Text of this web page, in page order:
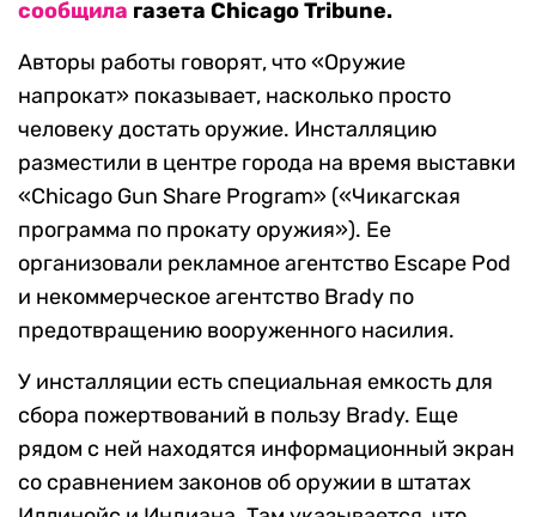
сообщила газета Chicago Tribune.
Авторы работы говорят, что «Оружие
напрокат» показывает, насколько просто
человеку достать оружие. Инсталляцию
разместили в центре города на время выставки
«Chicago Gun Share Program» («Чикагская
программа по прокату оружия»). Ее
организовали рекламное агентство Escape Pod
и некоммерческое агентство Brady по
предотвращению вооруженного насилия.
У инсталляции есть специальная емкость для
сбора пожертвований в пользу Brady. Еще
рядом с ней находятся информационный экран
со сравнением законов об оружии в штатах